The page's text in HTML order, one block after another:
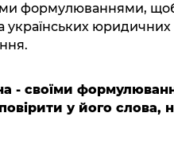
формулюваннями, щоб
українських
- своїми
у його слова,